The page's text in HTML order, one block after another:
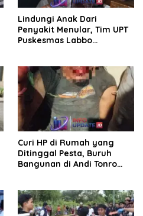
Lindungi Anak Dari
Penyakit Menular, Tim UPT
Puskesmas Labbo
Curi HP di Rumah yang
Ditinggal Pesta, Buruh
Bangunan di Andi Tonro